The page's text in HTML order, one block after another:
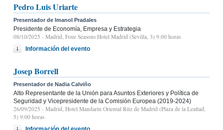
Pedro Luis Uriarte
Presentador de Imanol Pradales
Presidente de Economía, Empresa y Estrategia
08/10/2025 - Madrid, Four Seasons Hotel Madrid (Sevilla, 3) 9.00 horas
Información del evento
Josep Borrell
Presentador de Nadia Calviño
Alto Representante de la Unión para Asuntos Exteriores y Política de
Seguridad y Vicepresidente de la Comisión Europea (2019-2024)
26/09/2025 - Madrid, Hotel Mandarin Oriental Ritz de Madrid (Plaza de la Lealtad,
5) 9:00 horas
Información del evento